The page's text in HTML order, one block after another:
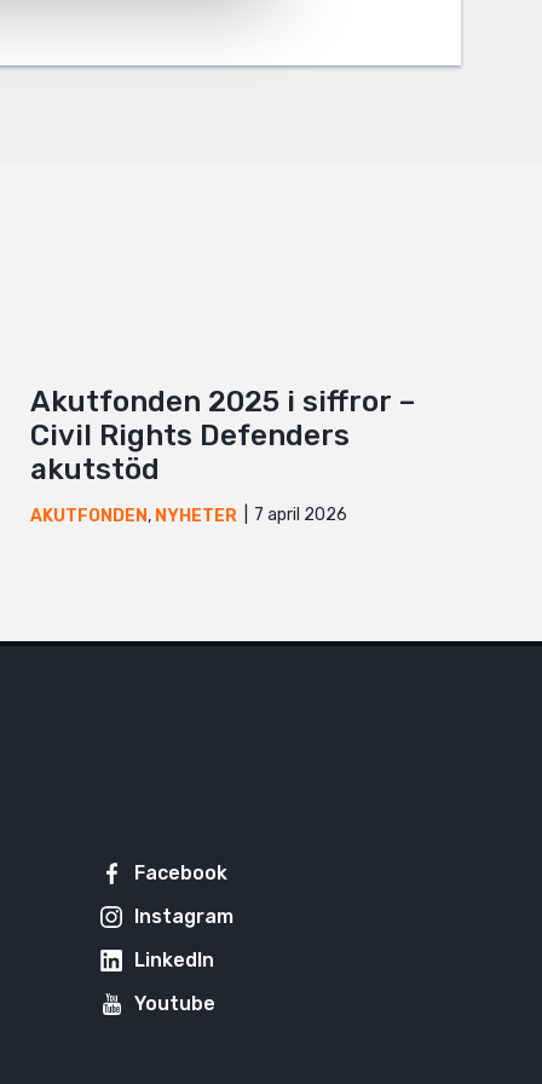
Akutfonden 2025 i siffror –
Civil Rights Defenders
akutstöd
AKUTFONDEN, NYHETER 7 april 2026
Facebook
Instagram
LinkedIn
Youtube